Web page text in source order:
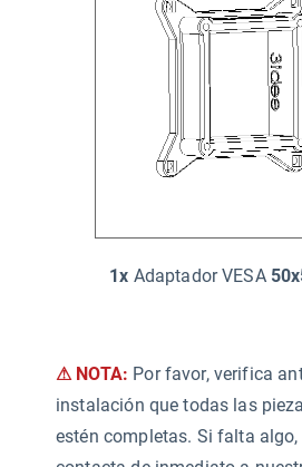
1x Adaptador VESA
⚠ NOTA: Por favor, verifica
instalación que todas las
estén completas. Si falta